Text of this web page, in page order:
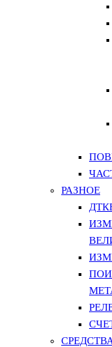
РАЗНОЕ